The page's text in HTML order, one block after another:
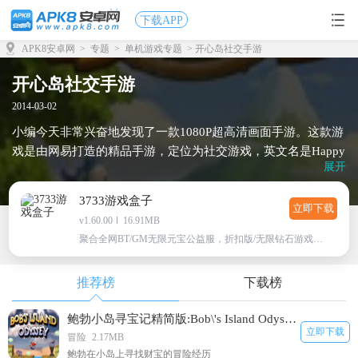
下载APP
APK8安卓网 > 专题 > 单机游戏专题 > 开心岛社交手游
开心岛社交手游
2014-03-02
小编今天非常兴奋地发现了一款1080P超高清画面手游。这款游
戏是由网易打造的精品手游，定位为社交游戏，英文名是Happy
Island，中文名由之前的海岛总动员更名为现在的与英文同意的
开心岛。开心岛社交游戏的特色是清新脱俗的美术风格，简单
轻松的操作方式和丰富趣味的细节处理。游戏的主要玩法是以
海岛庄园为主题，经营装扮私家小岛，iOS用户和安卓用户可以
一起玩，形成真正的社交手游。看着精美绝伦的画面，我想
未上线之前，小编推荐几款以小岛为背景的安卓手机游戏给大
家。
展开
3733游戏盒子
v1.60.00
16.91MB
聚合全网BT/GM无限元宝公益服，折扣版/无限钻石游戏下载
立即下载
推荐榜 下载榜
鲍勃小岛寻宝记精简版:Bob\'s Island Odyssey Lite
冒险 2.17MB
鲍勃在小岛上寻找财宝的冒险经历
立即下载